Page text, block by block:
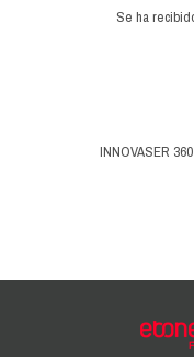
Se ha
INNOVASER